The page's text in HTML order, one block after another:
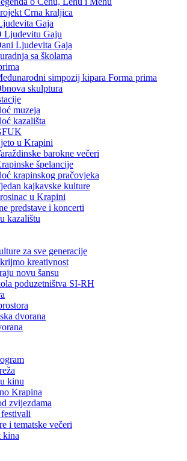
Crna kraljica
Gaja
Ljudevitu Gaju
Ljudevita Gaja
sa školama
simpozij kipara Forma prima
skulptura
muzeja
kazališta
u Krapini
barokne večeri
špelancije
krapinskog pračovjeka
kajkavske kulture
u Krapini
predstave i koncerti
kazalištu
za sve generacije
kreativnost
novu šansu
poduzetništva SI-RH
dvorana
kinu
Krapina
zvijezdama
i tematske večeri
kina